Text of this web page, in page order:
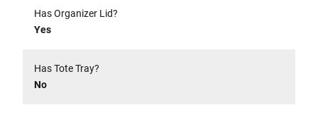
Has Organizer Lid?
Yes
Has Tote Tray?
No